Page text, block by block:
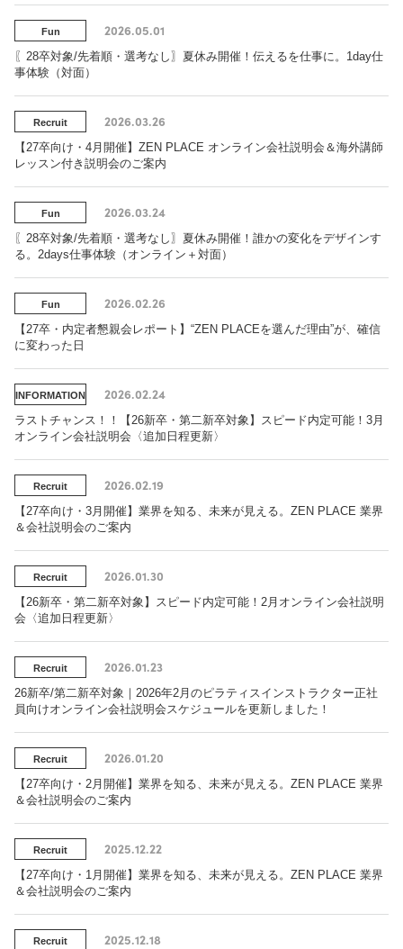
Fun 2026.05.01
〖28卒対象/先着順・選考なし〗夏休み開催！伝えるを仕事に。1day仕
事体験（対面）
Recruit 2026.03.26
【27卒向け・4月開催】ZEN PLACE オンライン会社説明会＆海外講師
レッスン付き説明会のご案内
Fun 2026.03.24
〖28卒対象/先着順・選考なし〗夏休み開催！誰かの変化をデザインす
る。2days仕事体験（オンライン＋対面）
Fun 2026.02.26
【27卒・内定者懇親会レポート】“ZEN PLACEを選んだ理由”が、確信
に変わった日
INFORMATION 2026.02.24
ラストチャンス！！【26新卒・第二新卒対象】スピード内定可能！3月
オンライン会社説明会〈追加日程更新〉
Recruit 2026.02.19
【27卒向け・3月開催】業界を知る、未来が見える。ZEN PLACE 業界
＆会社説明会のご案内
Recruit 2026.01.30
【26新卒・第二新卒対象】スピード内定可能！2月オンライン会社説明
会〈追加日程更新〉
Recruit 2026.01.23
26新卒/第二新卒対象｜2026年2月のピラティスインストラクター正社
員向けオンライン会社説明会スケジュールを更新しました！
Recruit 2026.01.20
【27卒向け・2月開催】業界を知る、未来が見える。ZEN PLACE 業界
＆会社説明会のご案内
Recruit 2025.12.22
【27卒向け・1月開催】業界を知る、未来が見える。ZEN PLACE 業界
＆会社説明会のご案内
Recruit 2025.12.18